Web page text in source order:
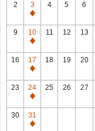
2
3
休
館
日
4 5 6
9
10
休
館
日
11 12 13
16
17
休
館
日
18 19 20
23
24
休
館
日
25 26 27
30
31
休